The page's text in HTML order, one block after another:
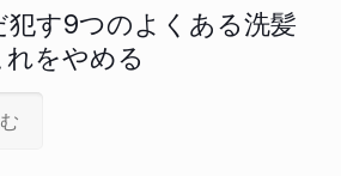
す9つのよくある洗髪
をやめる